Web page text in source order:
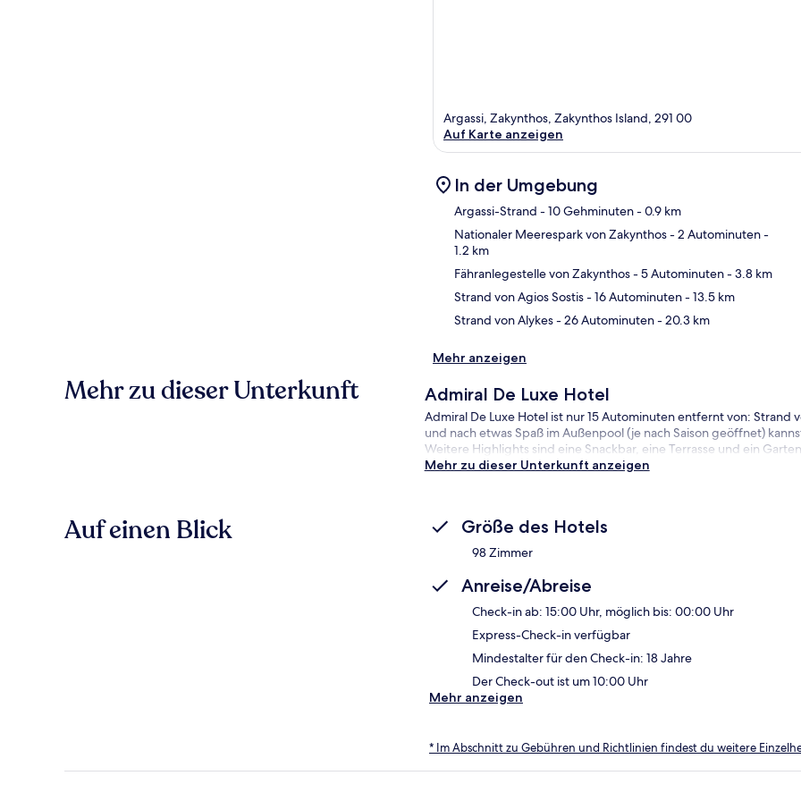
Argassi, Zakynthos, Zakynthos Island, 291 00
Auf Karte anzeigen
In der Umgebung
Argassi-Strand - 10 Gehminuten- 0.9 km
Nationaler Meerespark von Zakynthos- 2 Autominuten-
1.2 km
Fähranlegestelle von Zakynthos- 5 Autominuten- 3.8 km
Strand von Agios Sostis- 16 Autominuten- 13.5 km
Strand von Alykes- 26 Autominuten- 20.3 km
Mehr anzeigen
Mehr zu dieser Unterkunft Admiral De Luxe Hotel
Admiral De Luxe Hotel ist nur 15 Autominuten entfernt von: Strand
und nach etwas Spaß im Außenpool (je nach Saison geöffnet)
Weitere Highlights sind eine Snackbar, eine Terrasse und ein
Mehr zu dieser Unterkunft anzeigen
Auf einen Blick Größe des Hotels
98 Zimmer
Anreise/Abreise
Check-in ab: 15:00 Uhr, möglich bis: 00:00 Uhr
Express-Check-in verfügbar
Mindestalter für den Check-in: 18 Jahre
Der Check-out ist um 10:00 Uhr
Mehr anzeigen
* Im Abschnitt zu Gebühren und Richtlinien findest du weitere